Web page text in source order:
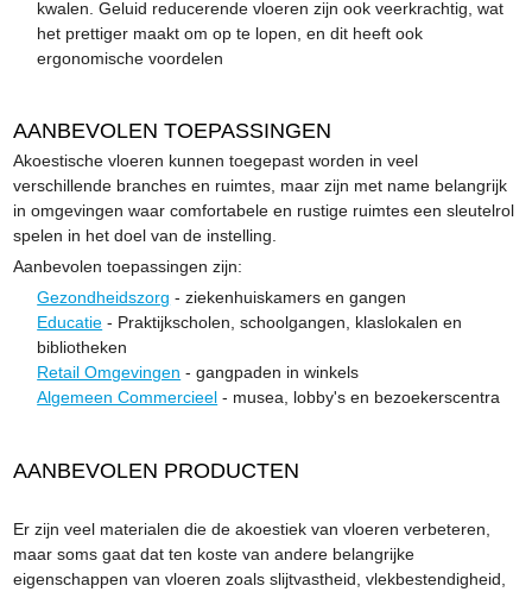
kwalen. Geluid reducerende vloeren zijn ook veerkrachtig, wat
het prettiger maakt om op te lopen, en dit heeft ook
ergonomische voordelen
AANBEVOLEN TOEPASSINGEN
Akoestische vloeren kunnen toegepast worden in veel
verschillende branches en ruimtes, maar zijn met name belangrijk
in omgevingen waar comfortabele en rustige ruimtes een sleutelrol
spelen in het doel van de instelling.
Aanbevolen toepassingen zijn:
Gezondheidszorg - ziekenhuiskamers en gangen
Educatie - Praktijkscholen, schoolgangen, klaslokalen en
bibliotheken
Retail Omgevingen - gangpaden in winkels
Algemeen Commercieel - musea, lobby's en bezoekerscentra
AANBEVOLEN PRODUCTEN
Er zijn veel materialen die de akoestiek van vloeren verbeteren,
maar soms gaat dat ten koste van andere belangrijke
eigenschappen van vloeren zoals slijtvastheid, vlekbestendigheid,